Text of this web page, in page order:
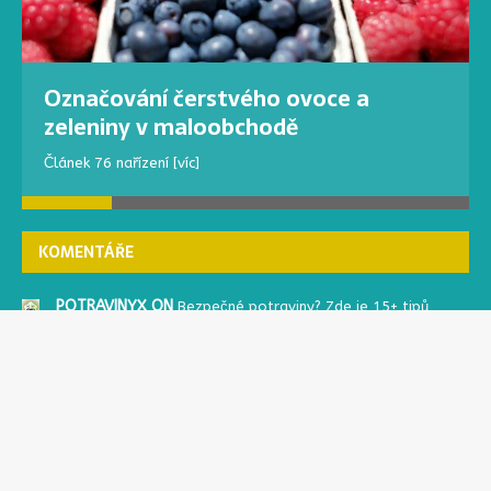
Označování čerstvého ovoce a
zeleniny v maloobchodě
Článek 76 nařízení [víc]
KOMENTÁŘE
POTRAVINYX ONBezpečné potraviny? Zde je 15+ tipů